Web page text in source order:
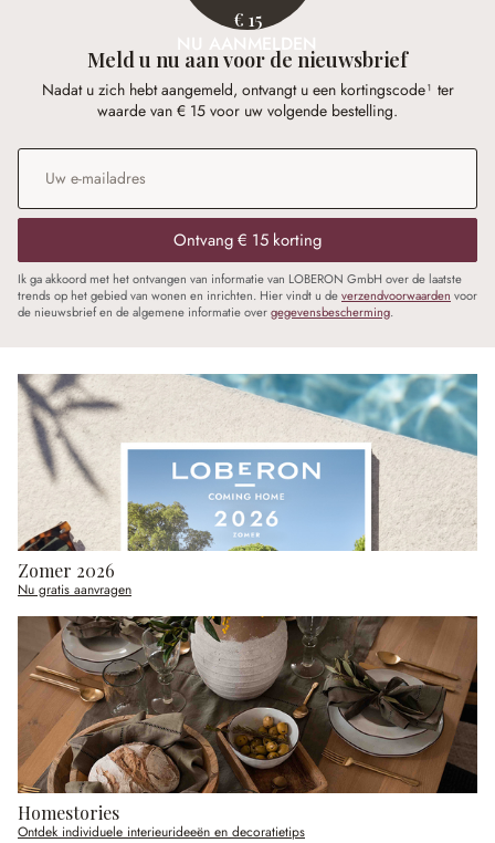
€ 15
NU AANMELDEN
Meld u nu aan voor de nieuwsbrief
Nadat u zich hebt aangemeld, ontvangt u een kortingscode¹ ter
waarde van € 15 voor uw volgende bestelling.
E-mailadres*
Ontvang € 15 korting
Ik ga akkoord met het ontvangen van informatie van LOBERON GmbH over de laatste
trends op het gebied van wonen en inrichten. Hier vindt u deverzendvoorwaarden voor
de nieuwsbrief en de algemene informatie overgegevensbescherming.
Zomer 2026
Nu gratis aanvragen
Homestories
Ontdek individuele interieurideeën en decoratietips